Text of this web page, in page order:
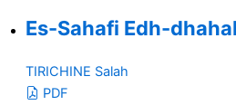
Es-Sahafi Edh-
TIRICHINE Salah
PDF